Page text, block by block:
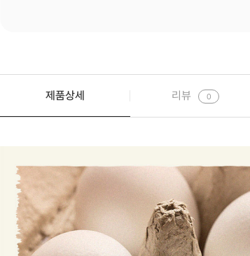
제품상세 리뷰 0